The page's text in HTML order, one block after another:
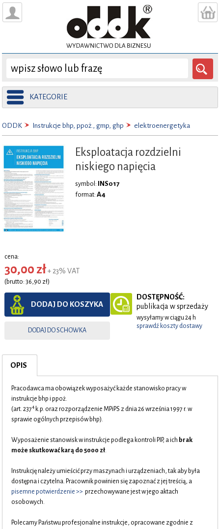
KATEGORIE
ODDK Instrukcje bhp, ppoż., gmp, ghp elektroenergetyka
Eksploatacja rozdzielni
niskiego napięcia
symbol: INS017
format: A4
cena:
30,00 zł+ 23% VAT
(brutto: 36,90 zł)
DODAJ DO KOSZYKA
DODAJ DO SCHOWKA
DOSTĘPNOŚĆ:
publikacja w sprzedaży
wysyłamy w ciągu 24 h
sprawdź koszty dostawy
OPIS
Pracodawca ma obowiązek wyposażyć każde stanowisko pracy w
instrukcje bhp i ppoż.
(art. 2374k.p. oraz rozporządzenie MPiPS z dnia 26 września 1997 r. w
sprawie ogólnych przepisów bhp).
Wyposażenie stanowisk w instrukcje podlega kontroli PIP, a ich brak
może skutkować karą do 5000 zł.
Instrukcję należy umieścić przy maszynach i urządzeniach, tak aby była
dostępna i czytelna. Pracownik powinien się zapoznać z jej treścią, a
pisemne potwierdzenie >> przechowywane jest w jego aktach
osobowych.
Polecamy Państwu profesjonalne instrukcje, opracowane zgodnie z